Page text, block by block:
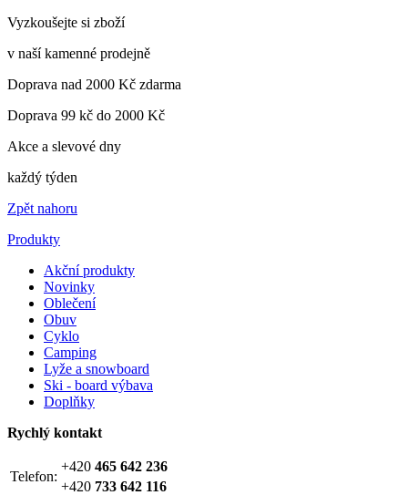
Vyzkoušejte si zboží
v naší kamenné prodejně
Doprava nad 2000 Kč zdarma
Doprava 99 kč do 2000 Kč
Akce a slevové dny
každý týden
Zpět nahoru
Produkty
Akční produkty
Novinky
Oblečení
Obuv
Cyklo
Camping
Lyže a snowboard
Ski - board výbava
Doplňky
Rychlý kontakt
Telefon:
+420 465 642 236
+420 733 642 116